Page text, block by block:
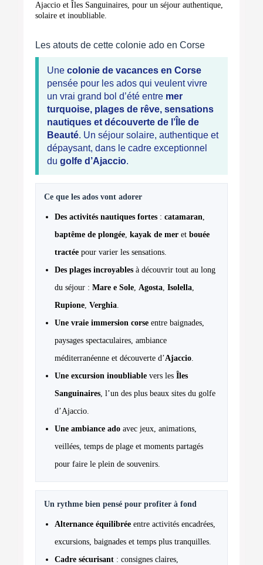
Ajaccio et Îles Sanguinaires, pour un séjour authentique,
solaire et inoubliable.
Les atouts de cette colonie ado en Corse
Une colonie de vacances en Corse
pensée pour les ados qui veulent vivre
un vrai grand bol d’été entre mer
turquoise, plages de rêve, sensations
nautiques et découverte de l’Île de
Beauté. Un séjour solaire, authentique et
dépaysant, dans le cadre exceptionnel
du golfe d’Ajaccio.
Ce que les ados vont adorer
Des activités nautiques fortes : catamaran,
baptême de plongée, kayak de mer et bouée
tractée pour varier les sensations.
Des plages incroyables à découvrir tout au long
du séjour : Mare e Sole, Agosta, Isolella,
Rupione, Verghia.
Une vraie immersion corse entre baignades,
paysages spectaculaires, ambiance
méditerranéenne et découverte d’Ajaccio.
Une excursion inoubliable vers les Îles
Sanguinaires, l’un des plus beaux sites du golfe
d’Ajaccio.
Une ambiance ado avec jeux, animations,
veillées, temps de plage et moments partagés
pour faire le plein de souvenirs.
Un rythme bien pensé pour profiter à fond
Alternance équilibrée entre activités encadrées,
excursions, baignades et temps plus tranquilles.
Cadre sécurisant : consignes claires,